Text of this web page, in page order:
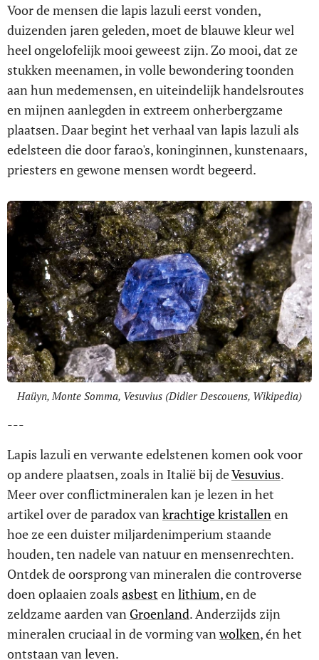
Voor de mensen die lapis lazuli eerst vonden,
duizenden jaren geleden, moet de blauwe kleur wel
heel ongelofelijk mooi geweest zijn. Zo mooi, dat ze
stukken meenamen, in volle bewondering toonden
aan hun medemensen, en uiteindelijk handelsroutes
en mijnen aanlegden in extreem onherbergzame
plaatsen. Daar begint het verhaal van lapis lazuli als
edelsteen die door farao's, koninginnen, kunstenaars,
priesters en gewone mensen wordt begeerd.
Haüyn, Monte Somma, Vesuvius (Didier Descouens, Wikipedia)
---
Lapis lazuli en verwante edelstenen komen ook voor
op andere plaatsen, zoals in Italië bij deVesuvius.
Meer over conflictmineralen kan je lezen in het
artikel over de paradox vankrachtige kristallenen
hoe ze een duister miljardenimperium staande
houden, ten nadele van natuur en mensenrechten.
Ontdek de oorsprong van mineralen die controverse
doen oplaaien zoals asbestenlithium, en de
zeldzame aarden van Groenland. Anderzijds zijn
mineralen cruciaal in de vorming vanwolken, én het
ontstaan van leven.